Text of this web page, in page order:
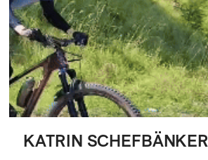
KATRIN SCHEFBÄNKER